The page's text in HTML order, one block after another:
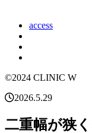
access
©2024 CLINIC W
2026.5.29
二重幅が狭